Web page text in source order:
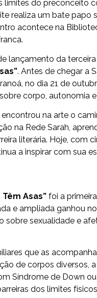
do preconceito
realiza um bate papo
acontece na
lançamento da
. Antes de chegar a
no dia 21 de
corpo, autonomia
na arte o
na Rede Sarah,
literária. Hoje, com
a inspirar com sua
Asas” foi a
e ampliada ganhou
sobre sexualidade e
que as
de corpos diversos,
Síndrome de Down
dos limites